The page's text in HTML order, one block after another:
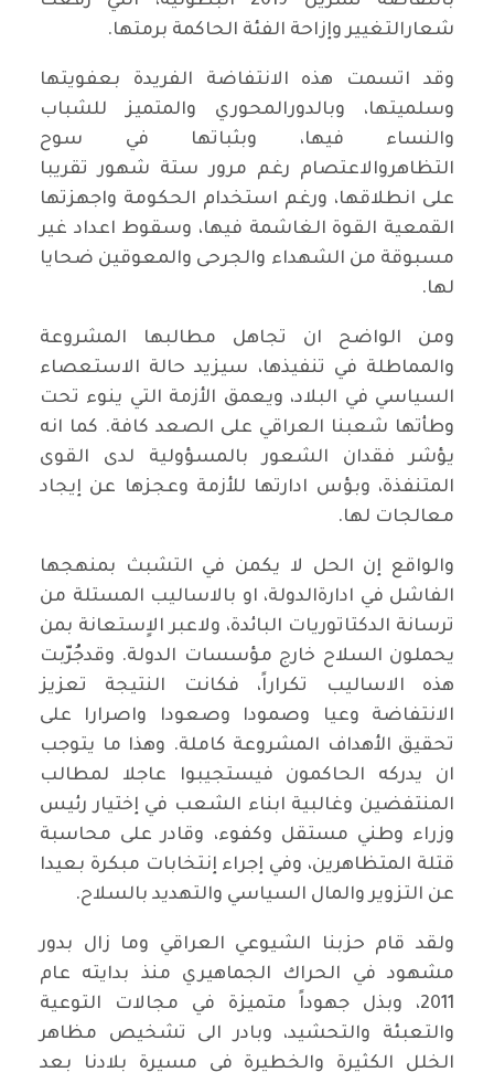
شعارالتغيير وإزاحة الفئة الحاكمة برمتها.
وقد اتسمت هذه الانتفاضة الفريدة بعفويتها
وسلميتها، وبالدورالمحوري والمتميز للشباب
والنساء فيها، وبثباتها في سوح
التظاهروالاعتصام رغم مرور ستة شهور تقريبا
على انطلاقها، ورغم استخدام الحكومة واجهزتها
القمعية القوة الغاشمة فيها، وسقوط اعداد غير
مسبوقة من الشهداء والجرحى والمعوقين ضحايا
لها.
ومن الواضح ان تجاهل مطالبها المشروعة
والمماطلة في تنفيذها، سيزيد حالة الاستعصاء
السياسي في البلاد، ويعمق الأزمة التي ينوء تحت
وطأتها شعبنا العراقي على الصعد كافة. كما انه
يؤشر فقدان الشعور بالمسؤولية لدى القوى
المتنفذة، وبؤس ادارتها للأزمة وعجزها عن إيجاد
معالجات لها.
والواقع إن الحل لا يكمن في التشبث بمنهجها
الفاشل في ادارةالدولة، او بالاساليب المستلة من
ترسانة الدكتاتوريات البائدة، ولاعبر الاٍستعانة بمن
يحملون السلاح خارج مؤسسات الدولة. وقدجُرّبت
هذه الاساليب تكراراً، فكانت النتيجة تعزيز
الانتفاضة وعيا وصمودا وصعودا واصرارا على
تحقيق الأهداف المشروعة كاملة. وهذا ما يتوجب
ان يدركه الحاكمون فيستجيبوا عاجلا لمطالب
المنتفضين وغالبية ابناء الشعب في إختيار رئيس
وزراء وطني مستقل وكفوء، وقادر على محاسبة
قتلة المتظاهرين، وفي إجراء إنتخابات مبكرة بعيدا
عن التزوير والمال السياسي والتهديد بالسلاح.
ولقد قام حزبنا الشيوعي العراقي وما زال بدور
مشهود في الحراك الجماهيري منذ بدايته عام
2011، وبذل جهوداً متميزة في مجالات التوعية
والتعبئة والتحشيد، وبادر الى تشخيص مظاهر
الخلل الكثيرة والخطيرة في مسيرة بلادنا بعد